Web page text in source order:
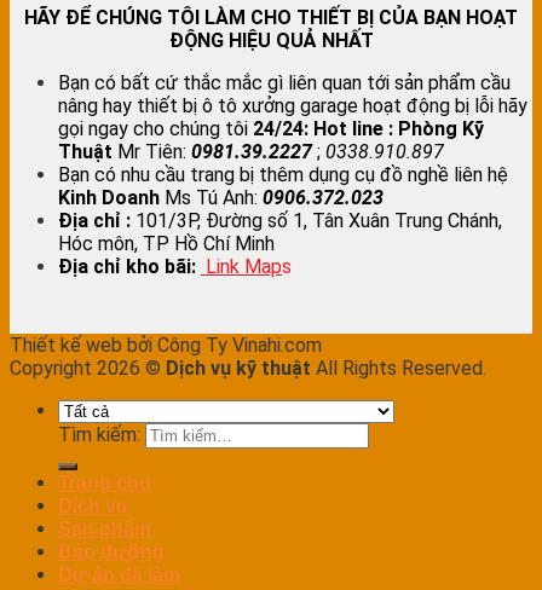
HÃY ĐỂ CHÚNG TÔI LÀM CHO THIẾT BỊ CỦA BẠN HOẠT
ĐỘNG HIỆU QUẢ NHẤT
Bạn có bất cứ thắc mắc gì liên quan tới sản phẩm cầu
nâng hay thiết bị ô tô xưởng garage hoạt động bị lỗi hãy
gọi ngay cho chúng tôi 24/24: Hot line : Phòng Kỹ
Thuật Mr Tiên: 0981.39.2227; 0338.910.897
Bạn có nhu cầu trang bị thêm dụng cụ đồ nghề liên hệ
Kinh Doanh Ms Tú Anh: 0906.372.023
Địa chỉ : 101/3P, Đường số 1, Tân Xuân Trung Chánh,
Hóc môn, TP Hồ Chí Minh
Địa chỉ kho bãi: Link Maps
Thiết kế web bởi Công Ty Vinahi.com
Copyright 2026 © Dịch vụ kỹ thuật All Rights Reserved.
Tìm kiếm:
Trang chủ
Dịch vụ
Sản phẩm
Bảo dưỡng
Dự án đã làm